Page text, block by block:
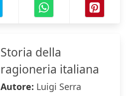
Storia della
ragioneria italiana
Autore: Luigi Serra